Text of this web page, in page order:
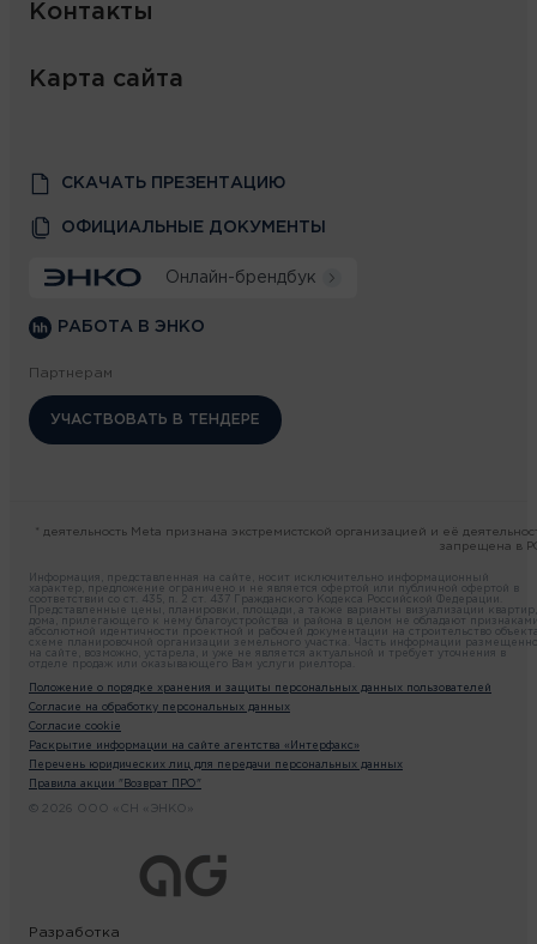
Контакты
Карта сайта
СКАЧАТЬ ПРЕЗЕНТАЦИЮ
ОФИЦИАЛЬНЫЕ ДОКУМЕНТЫ
Онлайн-брендбук
РАБОТА В ЭНКО
Партнерам
УЧАСТВОВАТЬ В ТЕНДЕРЕ
* деятельность Meta признана экстремистской организацией и её
запрещена в
Информация, представленная на сайте, носит исключительно информационный
характер, предложение ограничено и не является офертой или публичной офертой в
соответствии со ст. 435, п. 2 ст. 437 Гражданского Кодекса Российской Федерации.
Представленные цены, планировки, площади, а также варианты визуализации квартир,
дома, прилегающего к нему благоустройства и района в целом не обладают
абсолютной идентичности проектной и рабочей документации на строительство
схеме планировочной организации земельного участка. Часть информации
на сайте, возможно, устарела, и уже не является актуальной и требует уточнения в
отделе продаж или оказывающего Вам услуги риелтора.
Положение о порядке хранения и защиты персональных данных пользователей
Согласие на обработку персональных данных
Согласие cookie
Раскрытие информации на сайте агентства «Интерфакс»
Перечень юридических лиц для передачи персональных данных
Правила акции "Возврат ПРО"
© 2026 ООО «СН «ЭНКО»
Разработка